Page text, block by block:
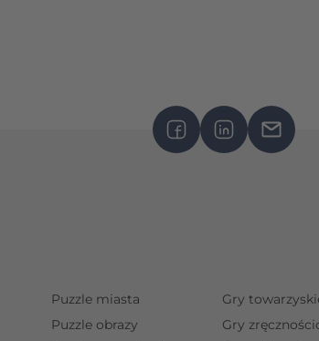
Puzzle miasta
Puzzle obrazy
Gry
Gry